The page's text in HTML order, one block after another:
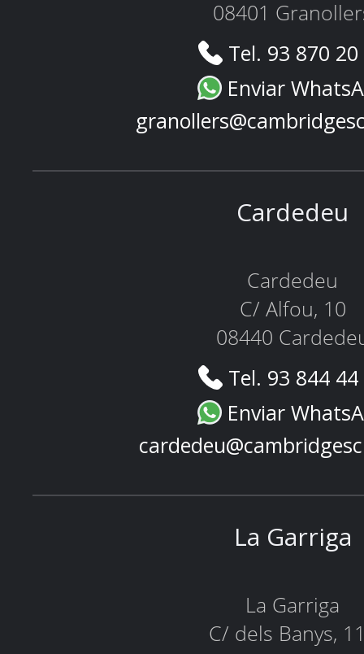
08401
Tel. 93 870
Enviar
Cardedeu
Cardedeu
C/ Alfou, 10
08440
Tel. 93 844
Enviar
La Garriga
La Garriga
C/ dels Banys,